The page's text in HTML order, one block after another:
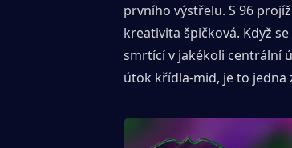
prvního výstřelu. S 96
kreativita špičková. Když
smrtící v jakékoli centrální
útok křídla-mid, je to jedna